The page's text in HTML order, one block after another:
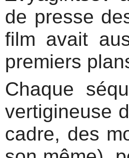
de presse
film avait
premiers
Chaque
vertigineuse
cadre, des